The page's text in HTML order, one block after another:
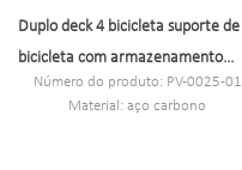
Duplo deck 4 bicicleta suporte de
bicicleta com armazenamento
para bicicleta
Número do produto: PV-0025-01
Material: aço carbono